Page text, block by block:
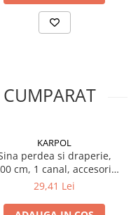
KARPOL
perdea si draperie,
cm, 1 canal, accesorii
incluse, PVC, B1, alb
29,41 Lei